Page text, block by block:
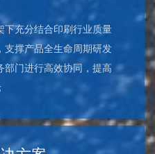
下充分结合印刷行业质量
支撑产品全生命周期研发
部门进行高效协同，提高